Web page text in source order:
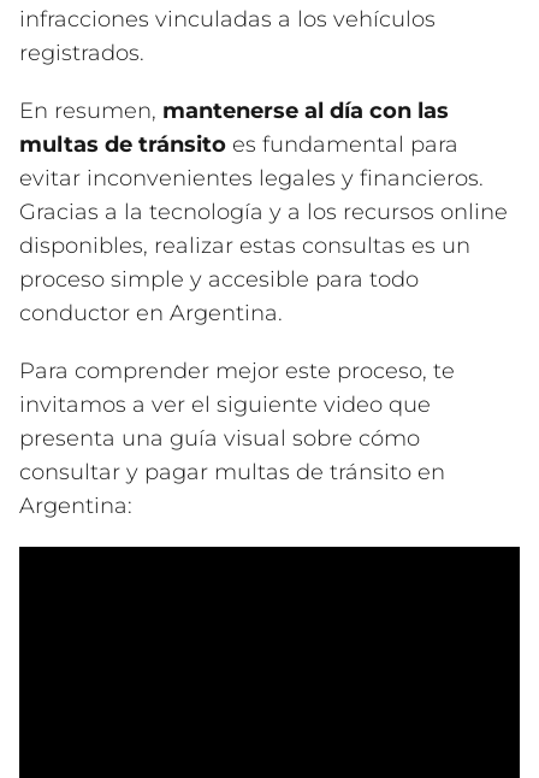
infracciones vinculadas a los vehículos
registrados.
En resumen, mantenerse al día con las
multas de tránsito es fundamental para
evitar inconvenientes legales y financieros.
Gracias a la tecnología y a los recursos online
disponibles, realizar estas consultas es un
proceso simple y accesible para todo
conductor en Argentina.
Para comprender mejor este proceso, te
invitamos a ver el siguiente video que
presenta una guía visual sobre cómo
consultar y pagar multas de tránsito en
Argentina: